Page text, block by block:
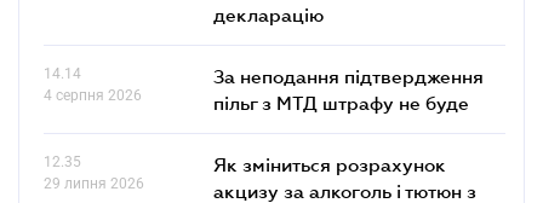
декларацію
14.14
4 серпня 2026
За неподання підтвердження
пільг з МТД штрафу не буде
12.35
29 липня 2026
Як зміниться розрахунок
акцизу за алкоголь і тютюн з